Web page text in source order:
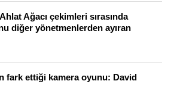
Ağacı çekimleri sırasında
diğer yönetmenlerden ayıran
fark ettiği kamera oyunu: David